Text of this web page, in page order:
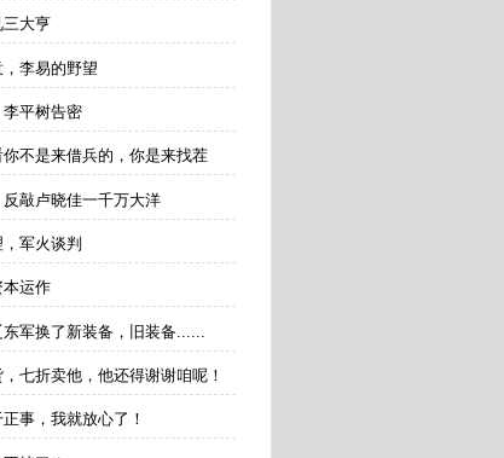
三大亨
李易的野望
平树告密
不是来借兵的，你是来找茬
敲卢晓佳一千万大洋
军火谈判
本运作
军换了新装备，旧装备......
七折卖他，他还得谢谢咱呢！
事，我就放心了！